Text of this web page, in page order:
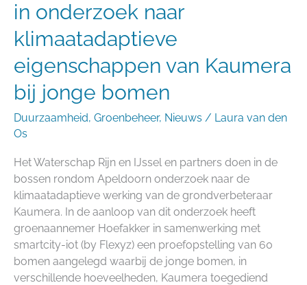
in onderzoek naar
klimaatadaptieve
eigenschappen van Kaumera
bij jonge bomen
Duurzaamheid, Groenbeheer, Nieuws / Laura van den
Os
Het Waterschap Rijn en IJssel en partners doen in de
bossen rondom Apeldoorn onderzoek naar de
klimaatadaptieve werking van de grondverbeteraar
Kaumera. In de aanloop van dit onderzoek heeft
groenaannemer Hoefakker in samenwerking met
smartcity-iot (by Flexyz) een proefopstelling van 60
bomen aangelegd waarbij de jonge bomen, in
verschillende hoeveelheden, Kaumera toegediend
van
Kaumera
bij
bomen